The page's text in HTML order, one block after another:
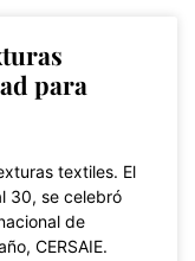
para
textiles. El
30, se celebró
de
CERSAIE.